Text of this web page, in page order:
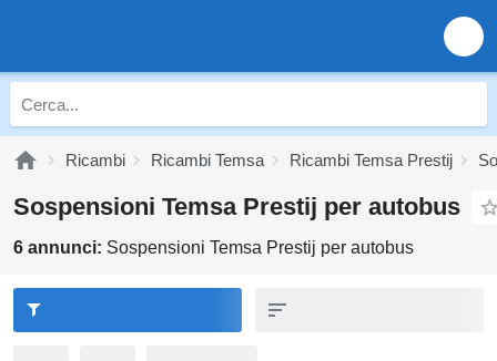
Ricambi Ricambi Temsa Ricambi Temsa Prestij
Sospensioni Temsa Prestij per autobus
6 annunci: Sospensioni Temsa Prestij per autobus